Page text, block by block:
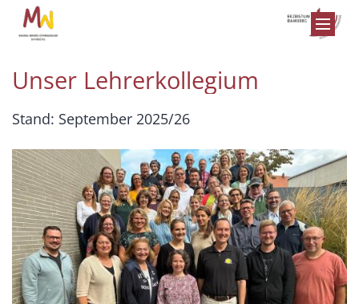
Zum Inhalt springen
Unser Lehrerkollegium
Stand: September 2025/26